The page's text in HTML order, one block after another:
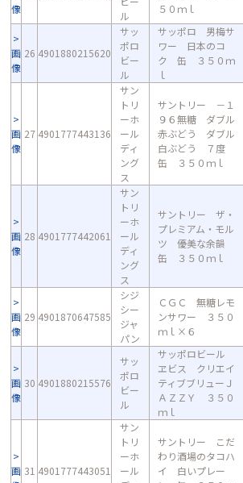
像
ル
５０ｍｌ
画
像
26 4901880215620
サッ
ポロ
ビー
ル
サッポロ 男梅サ
ワー 日本のコ
ク 缶 ３５０ｍ
ｌ
画
像
27 4901777443136
サン
トリ
ーホ
ール
ディ
ング
ス
サントリー －１
９６無糖 ダブル
赤ぶどう ダブル
白ぶどう ７度
缶 ３５０ｍｌ
画
像
28 4901777442061
サン
トリ
ーホ
ール
ディ
ング
ス
サントリー ザ・
プレミアム・モル
ツ 優美な余韻
缶 ３５０ｍｌ
画
像
29 4901870647585
シジ
シー
ジャ
パン
ＣＧＣ 無糖レモ
ンサワー ３５０
ｍｌ×６
画
像
30 4901880215576
サッ
ポロ
ビー
ル
サッポロビール
ヱビス クリエイ
ティブブリューＪ
ＡＺＺＹ ３５０
ｍｌ
画 31 4901777443051
サン
トリ
ーホ
ール
サントリー こだ
わり酒場のタコハ
イ 白いプレー